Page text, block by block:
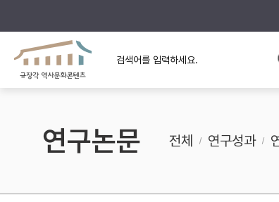
규장각의 어제와 오늘
규장각 소개영상
사료와 문학으로 본
고대
조선 후기
연구논문 전체 연구성과